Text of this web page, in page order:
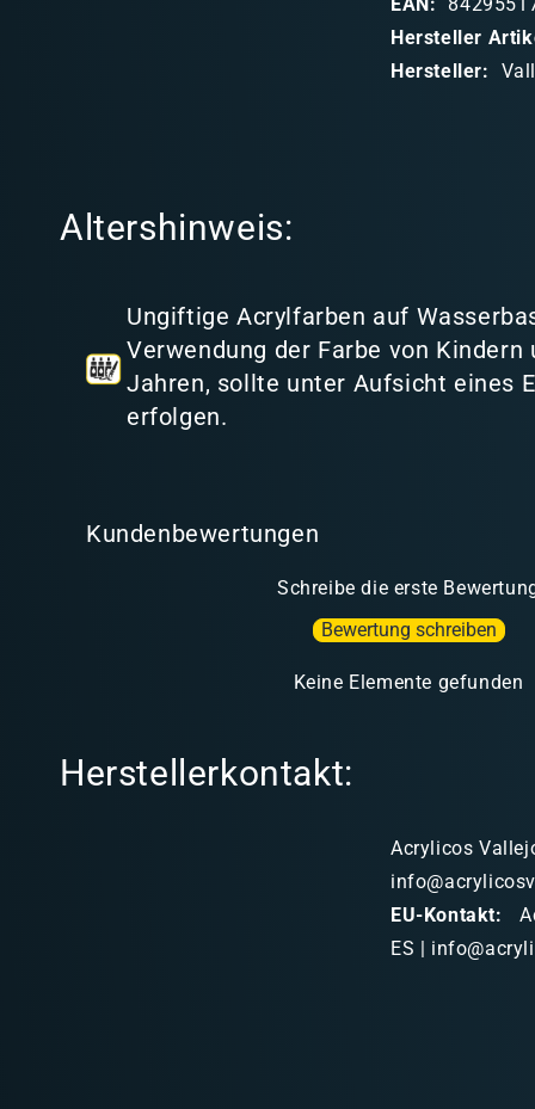
n
Hersteller
Hersteller:
Altershinweis:
Ungiftige Acrylfarben auf
Verwendung der Farbe von Kindern
Jahren, sollte unter Aufsicht eines
erfolgen.
Kundenbewertungen
Schreibe die erste
Bewertung schreiben
Keine Elemente gefunden
Herstellerkontakt:
Acrylicos
EU-Kontakt:
ES |